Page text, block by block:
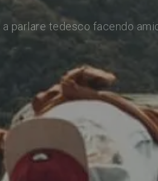
a parlare tedesco facendo